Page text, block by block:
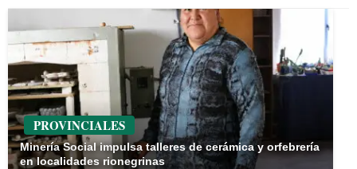
PROVINCIALES
Minería Social impulsa talleres de cerámica y orfebrería
en localidades rionegrinas